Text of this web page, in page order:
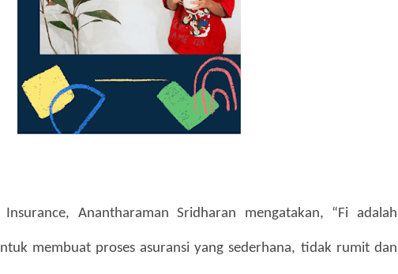
Anantharaman Sridharan mengatakan, “Fi adalah
membuat proses asuransi yang sederhana, tidak rumit dan